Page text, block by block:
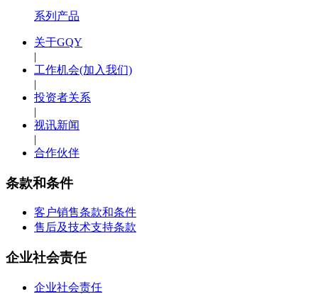
系列产品
关于GQY
|
工作机会(加入我们)
|
投资者关系
|
视讯新闻
|
合作伙伴
条款和条件
客户销售条款和条件
售后及技术支持条款
企业社会责任
企业社会责任